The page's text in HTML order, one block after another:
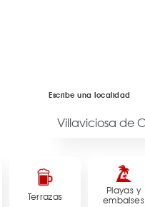
Escribe una localidad
Terrazas Playas y
embalses